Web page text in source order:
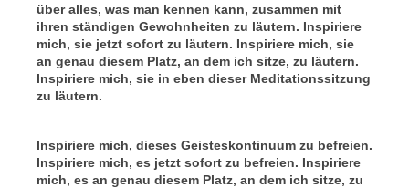
über alles, was man kennen kann, zusammen mit
ihren ständigen Gewohnheiten zu läutern. Inspiriere
mich, sie jetzt sofort zu läutern. Inspiriere mich, sie
an genau diesem Platz, an dem ich sitze, zu läutern.
Inspiriere mich, sie in eben dieser Meditationssitzung
zu läutern.
Inspiriere mich, dieses Geisteskontinuum zu befreien.
Inspiriere mich, es jetzt sofort zu befreien. Inspiriere
mich, es an genau diesem Platz, an dem ich sitze, zu